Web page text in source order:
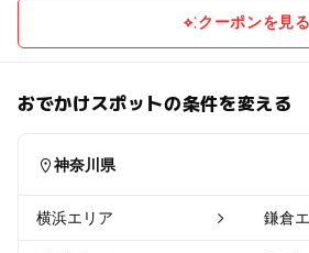
クーポンを見る
おでかけスポットの条件を変える
神奈川県
横浜エリア 鎌倉